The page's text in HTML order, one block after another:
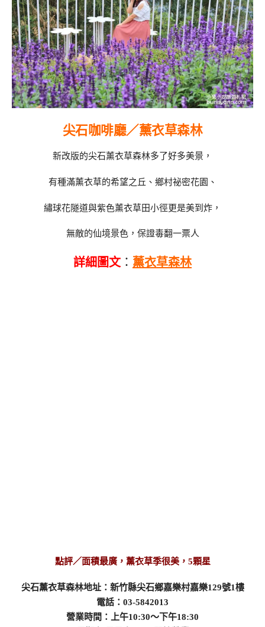
尖石咖啡廳／薰衣草森林
新改版的尖石薰衣草森林多了好多美景，
有種滿薰衣草的希望之丘、鄉村祕密花園、
繡球花隧道與紫色薰衣草田小徑更是美到炸，
無敵的仙境景色，保證毒翻一票人
詳細圖文 ： 薰衣草森林
點評／面積最廣，薰衣草季很美，5顆星
尖石薰衣草森林地址：新竹縣尖石鄉嘉樂村嘉樂129號1樓
電話：03-5842013
營業時間：上午10:30～下午18:30